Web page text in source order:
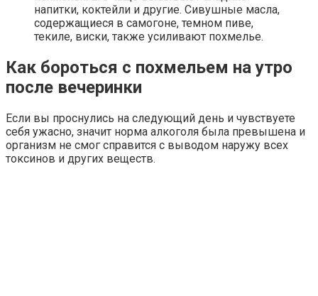
напитки, коктейли и другие. Сивушные масла,
содержащиеся в самогоне, темном пиве,
текиле, виски, также усиливают похмелье.
Как бороться с похмельем на утро
после вечеринки
Если вы проснулись на следующий день и чувствуете
себя ужасно, значит норма алкоголя была превышена и
организм не смог справится с выводом наружу всех
токсинов и других веществ.